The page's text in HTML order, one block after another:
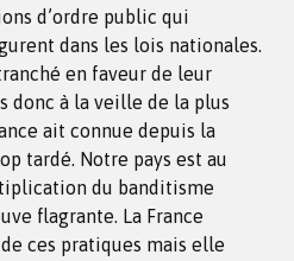
d’ordre public qui
dans les lois nationales.
en faveur de leur
donc à la veille de la plus
ait connue depuis la
tardé. Notre pays est au
du banditisme
flagrante. La France
ces pratiques mais elle